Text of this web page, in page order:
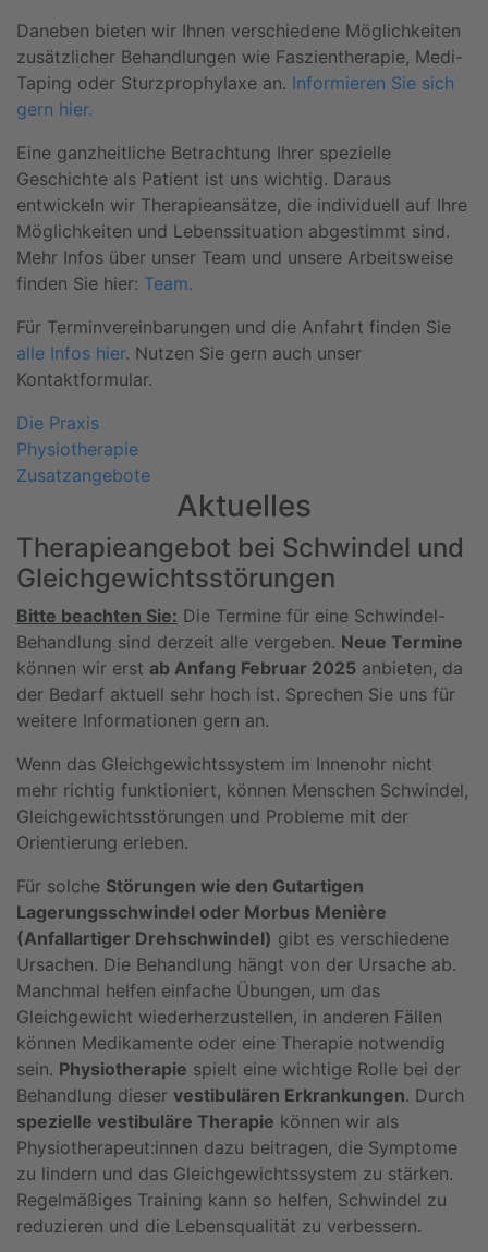
Daneben bieten wir Ihnen verschiedene Möglichkeiten
zusätzlicher Behandlungen wie Faszientherapie, Medi-
Taping oder Sturzprophylaxe an. Informieren Sie sich
gern hier.
Eine ganzheitliche Betrachtung Ihrer spezielle
Geschichte als Patient ist uns wichtig. Daraus
entwickeln wir Therapieansätze, die individuell auf Ihre
Möglichkeiten und Lebenssituation abgestimmt sind.
Mehr Infos über unser Team und unsere Arbeitsweise
finden Sie hier: Team.
Für Terminvereinbarungen und die Anfahrt finden Sie
alle Infos hier. Nutzen Sie gern auch unser
Kontaktformular.
Die Praxis
Physiotherapie
Zusatzangebote
Aktuelles
Therapieangebot bei Schwindel und
Gleichgewichtsstörungen
Bitte beachten Sie: Die Termine für eine Schwindel-
Behandlung sind derzeit alle vergeben. Neue Termine
können wir erst ab Anfang Februar 2025 anbieten, da
der Bedarf aktuell sehr hoch ist. Sprechen Sie uns für
weitere Informationen gern an.
Wenn das Gleichgewichtssystem im Innenohr nicht
mehr richtig funktioniert, können Menschen Schwindel,
Gleichgewichtsstörungen und Probleme mit der
Orientierung erleben.
Für solche Störungen wie den Gutartigen
Lagerungsschwindel oder Morbus Menière
(Anfallartiger Drehschwindel) gibt es verschiedene
Ursachen. Die Behandlung hängt von der Ursache ab.
Manchmal helfen einfache Übungen, um das
Gleichgewicht wiederherzustellen, in anderen Fällen
können Medikamente oder eine Therapie notwendig
sein. Physiotherapie spielt eine wichtige Rolle bei der
Behandlung dieser vestibulären Erkrankungen. Durch
spezielle vestibuläre Therapie können wir als
Physiotherapeut:innen dazu beitragen, die Symptome
zu lindern und das Gleichgewichtssystem zu stärken.
Regelmäßiges Training kann so helfen, Schwindel zu
reduzieren und die Lebensqualität zu verbessern.